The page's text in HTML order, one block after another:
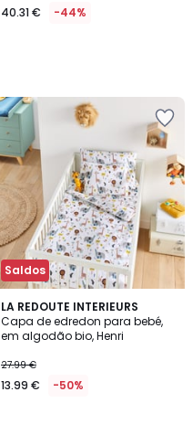
40.31 € -44%
Saldos
LA REDOUTE INTERIEURS
Capa de edredon para bebé,
em algodão bio, Henri
27.99 €
13.99 € -50%